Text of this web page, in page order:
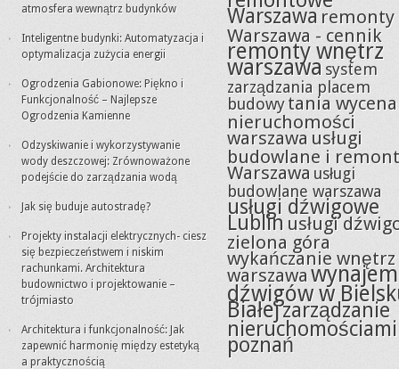
atmosfera wewnątrz budynków
Inteligentne budynki: Automatyzacja i
optymalizacja zużycia energii
Ogrodzenia Gabionowe: Piękno i
Funkcjonalność – Najlepsze
Ogrodzenia Kamienne
Odzyskiwanie i wykorzystywanie
wody deszczowej: Zrównoważone
podejście do zarządzania wodą
Jak się buduje autostradę?
Projekty instalacji elektrycznych- ciesz
się bezpieczeństwem i niskim
rachunkami. Architektura
budownictwo i projektowanie –
trójmiasto
Architektura i funkcjonalność: Jak
zapewnić harmonię między estetyką
a praktycznością
Warszawa remonty
Warszawa - cennik
remonty wnętrz
warszawasystem
zarządzania placem
budowytania wycena
nieruchomości
warszawa usługi
budowlane i
Warszawa usługi
budowlane warszawa
usługi dźwigowe
Lublin usługi
zielona góra
wykańczanie wnętrz
warszawawynajem
dźwigów w
Białejzarządzanie
nieruchomościami
poznań